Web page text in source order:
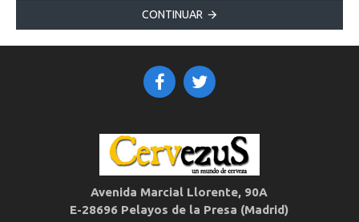
CONTINUAR
Avenida Marcial Llorente, 90A
E-28696 Pelayos de la Presa (Madrid)